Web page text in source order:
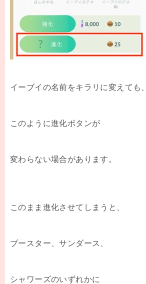
イーブイの名前をキラリに変えても、
このように進化ボタンが
変わらない場合があります。
このまま進化させてしまうと、
ブースター、サンダース、
シャワーズのいずれかに